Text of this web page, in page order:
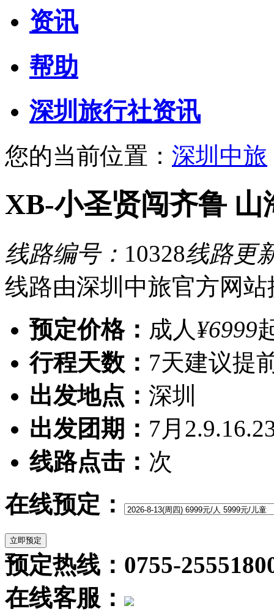
资讯
帮助
深圳旅行社资讯
您的当前位置： 深圳中旅
XB-小圣贤闯齐鲁 山
线路编号： 10328线路更
线路由深圳中旅官方网站
预定价格： 成人 ¥6999
行程天数： 7天建议提
出发地点： 深圳
出发团期： 7月
线路点击： 次
在线预定：
预定热线：0755-
在线客服：